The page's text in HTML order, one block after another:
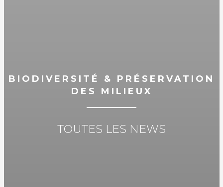
BIODIVERSITÉ & PRÉSERVATION
DES MILIEUX
TOUTES LES NEWS